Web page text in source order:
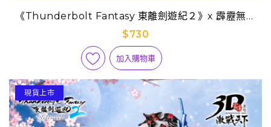
《Thunderbolt Fantasy 東離劍遊紀２》x 霹靂無雙
3D激戰天下-無雙031【浪巫謠】
$730
加入購物車
現貨上市